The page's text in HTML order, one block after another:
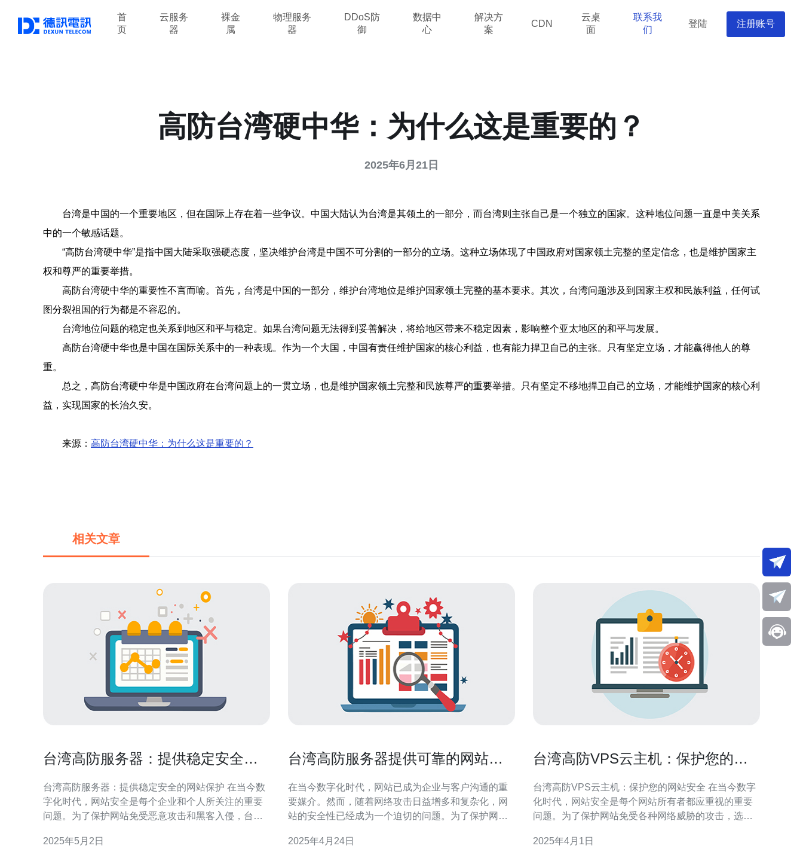
首
页
云服务
器
裸金
属
物理服务
器
DDoS防
御
数据中
心
解决方
案
CDN
云桌
面
联系我
们
登陆 注册账号
高防台湾硬中华：为什么这是重要的？
2025年6月21日
台湾是中国的一个重要地区，但在国际上存在着一些争议。中国大陆认为台湾是其领土的一部分，而台湾则主张自己是一个独立的国家。这种地位问题一直是中美关系
中的一个敏感话题。
“高防台湾硬中华”是指中国大陆采取强硬态度，坚决维护台湾是中国不可分割的一部分的立场。这种立场体现了中国政府对国家领土完整的坚定信念，也是维护国家主
权和尊严的重要举措。
高防台湾硬中华的重要性不言而喻。首先，台湾是中国的一部分，维护台湾地位是维护国家领土完整的基本要求。其次，台湾问题涉及到国家主权和民族利益，任何试
图分裂祖国的行为都是不容忍的。
台湾地位问题的稳定也关系到地区和平与稳定。如果台湾问题无法得到妥善解决，将给地区带来不稳定因素，影响整个亚太地区的和平与发展。
高防台湾硬中华也是中国在国际关系中的一种表现。作为一个大国，中国有责任维护国家的核心利益，也有能力捍卫自己的主张。只有坚定立场，才能赢得他人的尊
重。
总之，高防台湾硬中华是中国政府在台湾问题上的一贯立场，也是维护国家领土完整和民族尊严的重要举措。只有坚定不移地捍卫自己的立场，才能维护国家的核心利
益，实现国家的长治久安。
来源： 高防台湾硬中华：为什么这是重要的？
相关文章
台湾高防服务器：提供稳定安全的
台湾高防服务器：提供稳定安全的网站保护 在当今数
字化时代，网站安全是每个企业和个人所关注的重要
问题。为了保护网站免受恶意攻击和黑客入侵，台湾
以其稳定性和安全性而闻名，为用户提供了可靠的网
2025年5月2日
台湾高防服务器提供可靠的网站防
在当今数字化时代，网站已成为企业与客户沟通的重
要媒介。然而，随着网络攻击日益增多和复杂化，网
站的安全性已经成为一个迫切的问题。为了保护网站
业都开始寻求高效可靠的网站防护服务。 高防服务器
2025年4月24日
台湾高防VPS云主机：保护您的网
台湾高防VPS云主机：保护您的网站安全 在当今数字
化时代，网站安全是每个网站所有者都应重视的重要
问题。为了保护网站免受各种网络威胁的攻击，选择
绍台湾高防VPS云主机的特点和优势，以及为什么它
2025年4月1日